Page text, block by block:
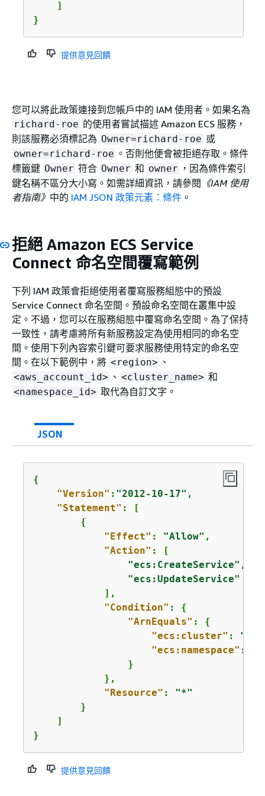
    ]
}
提供意見回饋
您可以將此政策連接到您帳戶中的 IAM 使用者。如果名為
richard-roe 的使用者嘗試描述 Amazon ECS 服務，
則該服務必須標記為 Owner=richard-roe 或
owner=richard-roe 。否則他便會被拒絕存取。條件
標籤鍵 Owner 符合 Owner 和 owner ，因為條件索引
鍵名稱不區分大小寫。如需詳細資訊，請參閱 《IAM 使用
者指南》 中的 IAM JSON 政策元素：條件 。
拒絕 Amazon ECS Service
Connect 命名空間覆寫範例
下列 IAM 政策會拒絕使用者覆寫服務組態中的預設
Service Connect 命名空間。預設命名空間在叢集中設
定。不過，您可以在服務組態中覆寫命名空間。為了保持
一致性，請考慮將所有新服務設定為使用相同的命名空
間。使用下列內容索引鍵可要求服務使用特定的命名空
間。在以下範例中，將 <region> 、
<aws_account_id> 、 <cluster_name> 和
<namespace_id> 取代為自訂文字。
JSON
{
"Version" : "2012-10-17" ,
"Statement" : [
{
"Effect" : "Allow" ,
"Action" : [
"ecs:CreateService" ,
"ecs:UpdateService"
            ],
"Condition" : {
"ArnEquals" : {
"ecs:cluster" :
"ecs:namespace" :
                }
            },
"Resource" : "*"
        }
    ]
}
提供意見回饋